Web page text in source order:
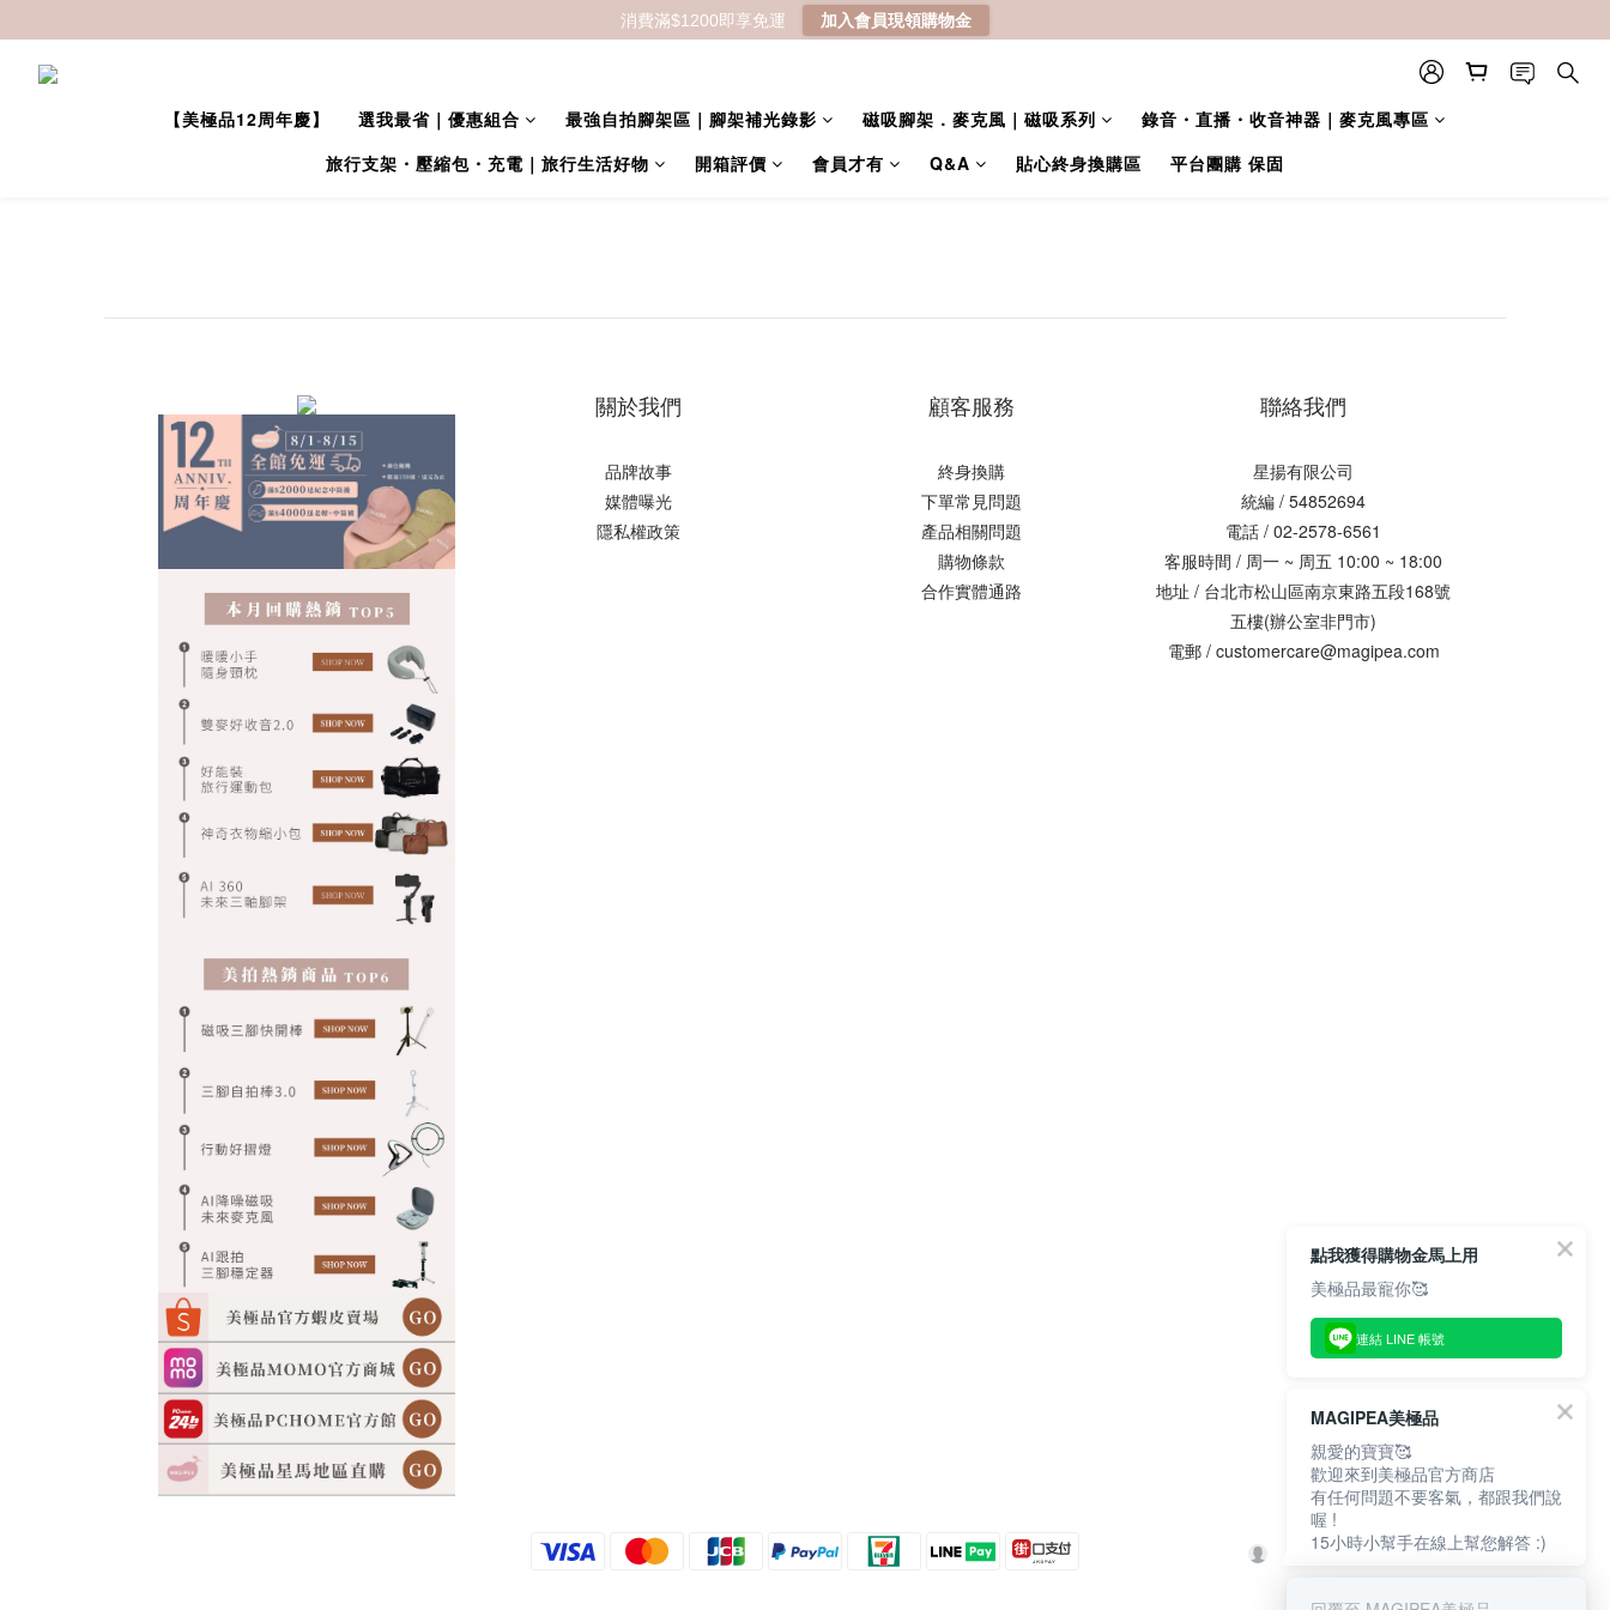
【美極品12周年慶】 選我最省｜優惠組合 最強自拍腳架區｜腳架補光錄影 磁吸腳架．麥克風｜磁吸系列
錄音・直播・收音神器｜麥克風專區
旅行支架・壓縮包・充電｜旅行生活好物
開箱評價 會員才有 Q&A 貼心終身換購區 平台團購 保固
關於我們
品牌故事
媒體曝光
隱私權政策
顧客服務
終身換購
下單常見問題
產品相關問題
購物條款
合作實體通路
聯絡我們
星揚有限公司
統編 / 54852694
電話 / 02-2578-6561
客服時間 / 周一 ~ 周五 10:00 ~ 18:00
地址 / 台北市松山區南京東路五段168號
五樓(辦公室非門市)
電郵 / customercare@magipea.com
消費滿$1200即享免運 加入會員現領購物金
點我獲得購物金馬上用
美極品最寵你🥰
連結 LINE 帳號
MAGIPEA美極品
親愛的寶寶🥰
歡迎來到美極品官方商店
有任何問題不要客氣，都跟我們說
喔 !
15小時小幫手在線上幫您解答 :)